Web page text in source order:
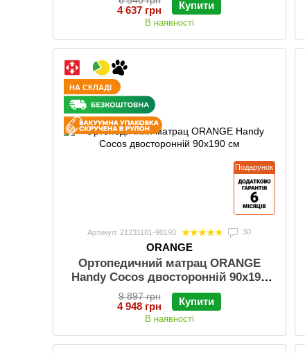
4 637 грн Купити
В наявності
Подарунок
НА СКЛАДІ
Артикул: 21231181-90190 30
ORANGE
Ортопедичний матрац ORANGE
Handy Cocos двосторонній 90x190
см
9 897 грн
4 948 грн Купити
В наявності